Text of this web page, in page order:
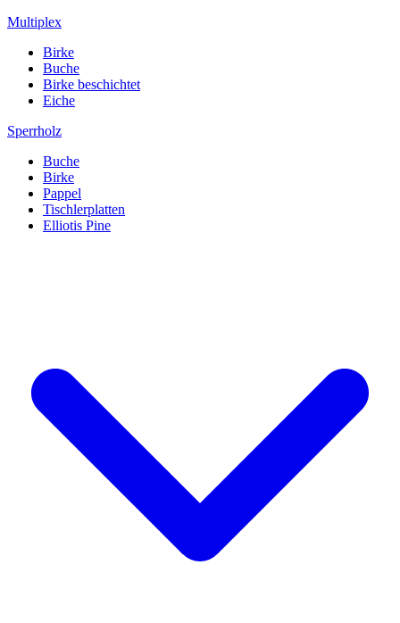
Multiplex
Birke
Buche
Birke beschichtet
Eiche
Sperrholz
Buche
Birke
Pappel
Tischlerplatten
Elliotis Pine